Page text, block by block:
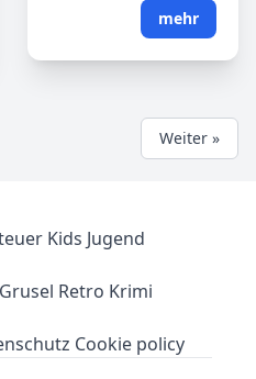
mehr
Weiter »
Kids Jugend
Grusel Retro Krimi
Cookie policy